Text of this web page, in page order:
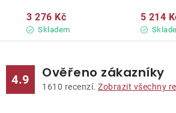
Skladem
3 276 Kč 5 214
4.9 Ověřeno zákazníky
1610 recenzí. Zobrazit všechny